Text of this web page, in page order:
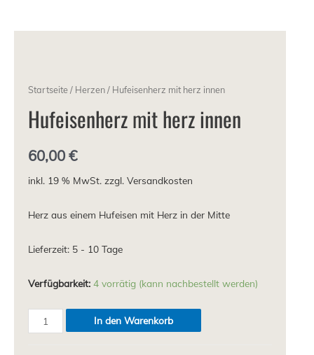
Startseite/ Herzen/ Hufeisenherz mit herz innen
Hufeisenherz mit herz innen
60,00€
inkl. 19 % MwSt. zzgl. Versandkosten
Herz aus einem Hufeisen mit Herz in der Mitte
Lieferzeit: 5 - 10 Tage
Verfügbarkeit: 4 vorrätig (kann nachbestellt werden)
In den Warenkorb